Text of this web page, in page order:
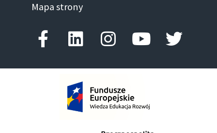
Mapa strony
Facebook-f
LinkedinInstagram
Youtube